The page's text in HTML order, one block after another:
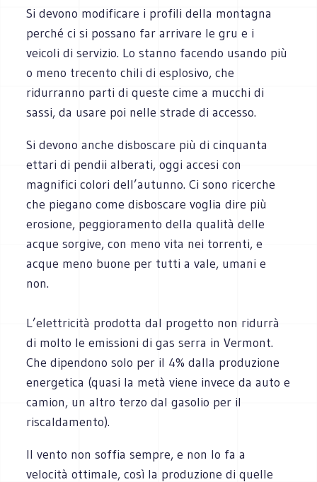
Si devono modificare i profili della montagna
perché ci si possano far arrivare le gru e i
veicoli di servizio. Lo stanno facendo usando più
o meno trecento chili di esplosivo, che
ridurranno parti di queste cime a mucchi di
sassi, da usare poi nelle strade di accesso.
Si devono anche disboscare più di cinquanta
ettari di pendii alberati, oggi accesi con
magnifici colori dell’autunno. Ci sono ricerche
che piegano come disboscare voglia dire più
erosione, peggioramento della qualità delle
acque sorgive, con meno vita nei torrenti, e
acque meno buone per tutti a vale, umani e
non.
L’elettricità prodotta dal progetto non ridurrà
di molto le emissioni di gas serra in Vermont.
Che dipendono solo per il 4% dalla produzione
energetica (quasi la metà viene invece da auto e
camion, un altro terzo dal gasolio per il
riscaldamento).
Il vento non soffia sempre, e non lo fa a
velocità ottimale, così la produzione di quelle